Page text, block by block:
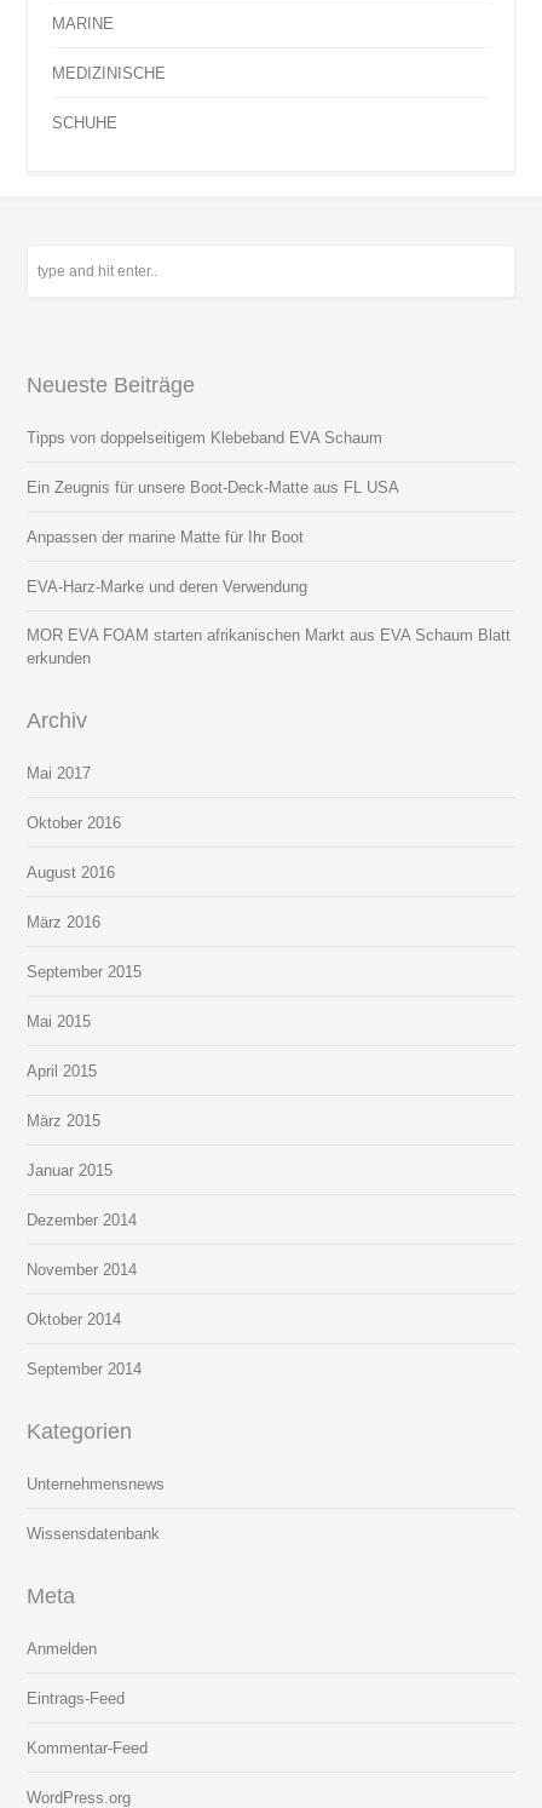
MARINE
MEDIZINISCHE
SCHUHE
Neueste Beiträge
Tipps von doppelseitigem Klebeband EVA Schaum
Ein Zeugnis für unsere Boot-Deck-Matte aus FL USA
Anpassen der marine Matte für Ihr Boot
EVA-Harz-Marke und deren Verwendung
MOR EVA FOAM starten afrikanischen Markt aus EVA Schaum Blatt
erkunden
Archiv
Mai 2017
Oktober 2016
August 2016
März 2016
September 2015
Mai 2015
April 2015
März 2015
Januar 2015
Dezember 2014
November 2014
Oktober 2014
September 2014
Kategorien
Unternehmensnews
Wissensdatenbank
Meta
Anmelden
Eintrags-Feed
Kommentar-Feed
WordPress.org